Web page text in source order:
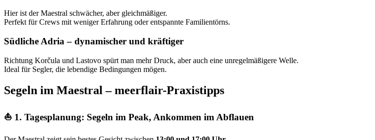
Hier ist der Maestral schwächer, aber gleichmäßiger.
Perfekt für Crews mit weniger Erfahrung oder entspannte Familientörns.
Südliche Adria – dynamischer und kräftiger
Richtung Korčula und Lastovo spürt man mehr Druck, aber auch eine unregelmäßigere Welle.
Ideal für Segler, die lebendige Bedingungen mögen.
Segeln im Maestral – meerflair-Praxistipps
⛵ 1. Tagesplanung: Segeln im Peak, Ankommen im Abflauen